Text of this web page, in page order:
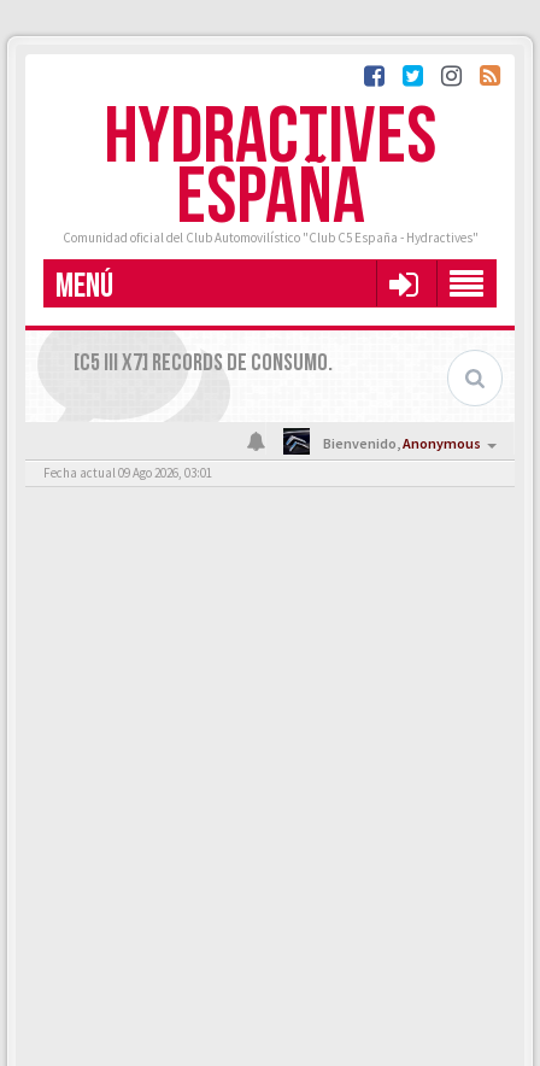
HYDRACTIVES
ESPAÑA
Comunidad oficial del Club Automovilístico "Club C5 España - Hydractives"
MENÚ
[C5 III X7] RECORDS DE CONSUMO.
Bienvenido,Anonymous
Fecha actual 09 Ago 2026, 03:01